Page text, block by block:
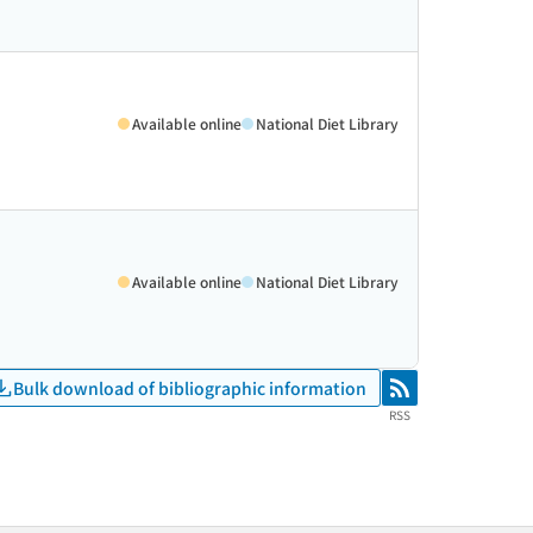
Available online National Diet Library
Available online National Diet Library
Bulk download of bibliographic information RSS
RSS